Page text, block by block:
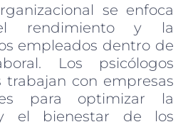
se enfoca
rendimiento y la
empleados dentro de
Los psicólogos
trabajan con empresas
para optimizar la
el bienestar de los